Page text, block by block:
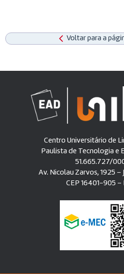
Voltar para a
Centro Universitário de
Paulista de Tecnologia e
51.665.727/
Av. Nicolau Zarvos, 1925
CEP 16401-905 –